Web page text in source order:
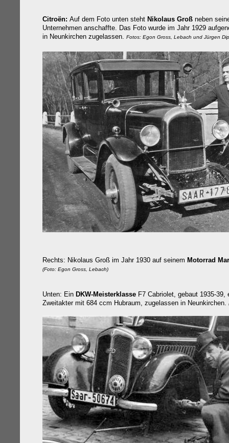
Citroën: Auf dem Foto unten steht Nikolaus Groß neben
Unternehmen anschaffte. Das Foto wurde im Jahr 1929
in Neunkirchen zugelassen. Fotos: Egon Gross, Lebach und Jürgen
Rechts: Nikolaus Groß im Jahr 1930 auf seinem Motorrad
(Foto: Egon Gross, Lebach)
Unten: Ein DKW-Meisterklasse F7 Cabriolet, gebaut 1935-39,
Zweitakter mit 684 ccm Hubraum, zugelassen in Neunkirchen.